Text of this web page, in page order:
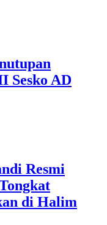
Sesko AD
Resmi
di Halim